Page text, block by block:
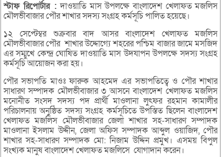
স্টাফরিপোর্টার : দাওয়াতি মাস উপলক্ষে বাংলাদেশ খেলাফত মজলিস
মৌলভীবাজার পৌর শাখার সদস্য সংগ্রহ কর্মসূচি পালিত হয়েছে।
১২ সেপ্টেম্বর শুক্রবার বাদ আসর বাংলাদেশ খেলাফত মজলিস
মৌলভীবাজার পৌর শাখার উদ্দোগ্যে শহরের পশ্চিম বাজার জামে মসজিদ
এর সম্মুখে কেন্দ্র ঘোষিত দাওয়াতি মাস উদযাপন উপলক্ষে সদস্য সংগ্রহ
কর্মসূচি আয়োজন করা হয়।
পৌর সভাপতি মাওঃ ফারুক আহমেদ এর সভাপতিত্বে ও পৌর শাখার
সাধারণ সম্পাদক মৌলভীবাজার ৩ আসনে বাংলাদেশ খেলাফত মজলিস
মনোনীত সংসদ সদস্য পদ প্রার্থী মাওলানা লুৎফর রহমান কামালীর
পরিচালনায় অনুষ্ঠিত সদস্য সংগ্রহ কর্মসূচিতে উপস্তিত ছিলেন বাংলাদেশ
খেলাফত মজলিস মৌলভীবাজার জেলা শাখার সহ-সাধারণ সম্পাদক
মাওলানা ইসলাম উদ্দীন, জেলা অফিস সম্পাদক আব্দুল ওয়াজিদ, পৌর
শাখার সহ-সাধারণ সম্পাদক মো: নিজাম উদ্দিন প্রমুখ। এসময় বিপুল
সংখ্যক মানুষ বাংলাদেশ খেলাফত মজলিসে যোগাদান করেন।